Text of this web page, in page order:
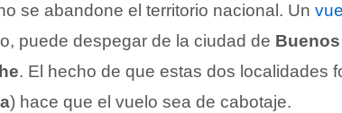
se abandone el territorio nacional. Un
puede despegar de la ciudad de
. El hecho de que estas dos localidades
) hace que el vuelo sea de cabotaje.